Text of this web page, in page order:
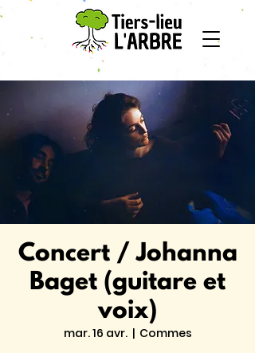
Concert / Johanna
Baget (guitare et
voix)
mar. 16 avr.
  |
Commes